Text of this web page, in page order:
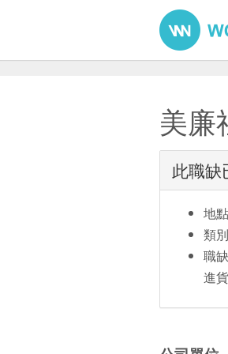
美廉
此職缺
地
類
職
進